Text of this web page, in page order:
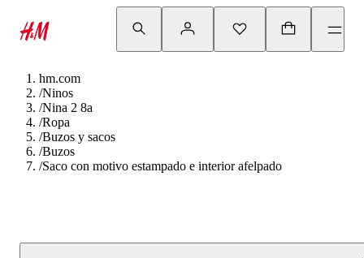
hm.com
/Ninos
/Nina 2 8a
/Ropa
/Buzos y sacos
/Buzos
/Saco con motivo estampado e interior afelpado